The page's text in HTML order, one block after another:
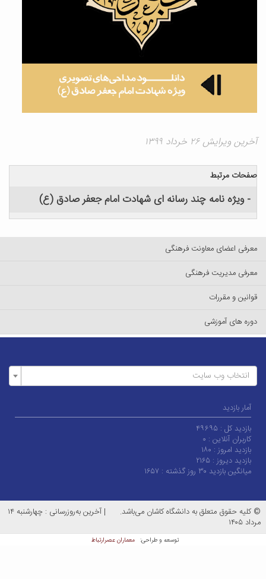
آخرین ویرایش ۲۶ خرداد ۱۳۹۹
صفحات مرتبط
- ویژه نامه چند رسانه ای شهادت امام جعفر صادق (ع)
معرفی اعضای معاونت فرهنگی
معرفی مدیریت فرهنگی
قوانین و مقررات
دوره های آموزشی
انتخاب وب سایت
آمار بازدید
بازدید کل :۴۹۶۹۵
کاربران آنلاین :۰
بازدید امروز :۱۸۰
بازدید دیروز :۲۱۶۵
میانگین بازدید ۳۰ روز گذشته :
۱۶۵۷
حقوق متعلق به دانشگاه کاشان می‌باشد.
آخرین به‌روزرسانی : چهارشنبه ۱۴
۱۴۰۵
توسعه و طراحی: معماران عصر‌ارتباط